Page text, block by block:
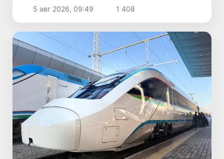
5 авг 2026, 09:49 1 408